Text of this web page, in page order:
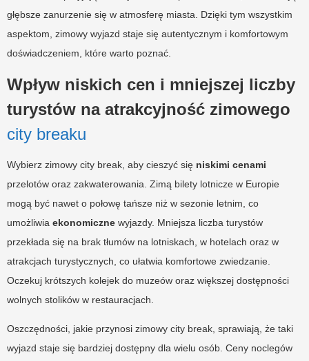
głębsze zanurzenie się w atmosferę miasta. Dzięki tym wszystkim
aspektom, zimowy wyjazd staje się autentycznym i komfortowym
doświadczeniem, które warto poznać.
Wpływ niskich cen i mniejszej liczby
turystów na atrakcyjność zimowego
city breaku
Wybierz zimowy city break, aby cieszyć się niskimi cenami
przelotów oraz zakwaterowania. Zimą bilety lotnicze w Europie
mogą być nawet o połowę tańsze niż w sezonie letnim, co
umożliwia ekonomiczne wyjazdy. Mniejsza liczba turystów
przekłada się na brak tłumów na lotniskach, w hotelach oraz w
atrakcjach turystycznych, co ułatwia komfortowe zwiedzanie.
Oczekuj krótszych kolejek do muzeów oraz większej dostępności
wolnych stolików w restauracjach.
Oszczędności, jakie przynosi zimowy city break, sprawiają, że taki
wyjazd staje się bardziej dostępny dla wielu osób. Ceny noclegów